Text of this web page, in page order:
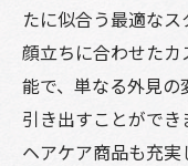
たに似合う最適な
顔立ちに合わせた
能で、単なる外見
引き出すことがで
ヘアケア商品も充